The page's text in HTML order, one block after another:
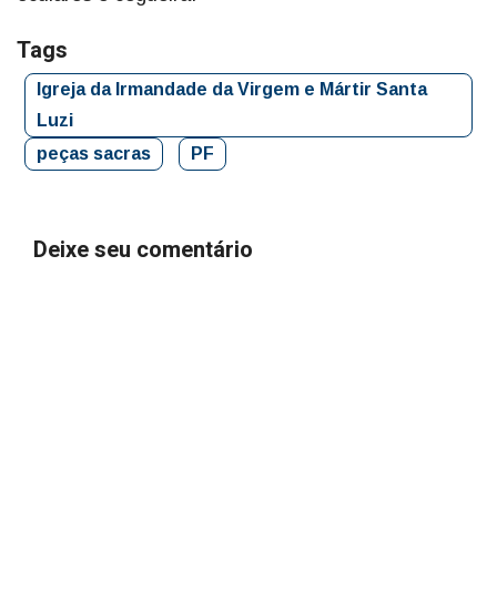
Tags
Igreja da Irmandade da Virgem e Mártir Santa
Luzi
peças sacras
PF
Deixe seu comentário